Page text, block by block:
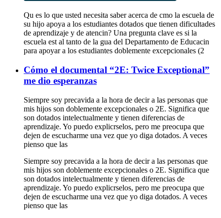
Qu es lo que usted necesita saber acerca de cmo la escuela de
su hijo apoya a los estudiantes dotados que tienen dificultades
de aprendizaje y de atencin? Una pregunta clave es si la
escuela est al tanto de la gua del Departamento de Educacin
para apoyar a los estudiantes doblemente excepcionales (2
Cómo el documental “2E: Twice Exceptional”
me dio esperanzas
Siempre soy precavida a la hora de decir a las personas que
mis hijos son doblemente excepcionales o 2E. Significa que
son dotados intelectualmente y tienen diferencias de
aprendizaje. Yo puedo explicrselos, pero me preocupa que
dejen de escucharme una vez que yo diga dotados. A veces
pienso que las
Siempre soy precavida a la hora de decir a las personas que
mis hijos son doblemente excepcionales o 2E. Significa que
son dotados intelectualmente y tienen diferencias de
aprendizaje. Yo puedo explicrselos, pero me preocupa que
dejen de escucharme una vez que yo diga dotados. A veces
pienso que las